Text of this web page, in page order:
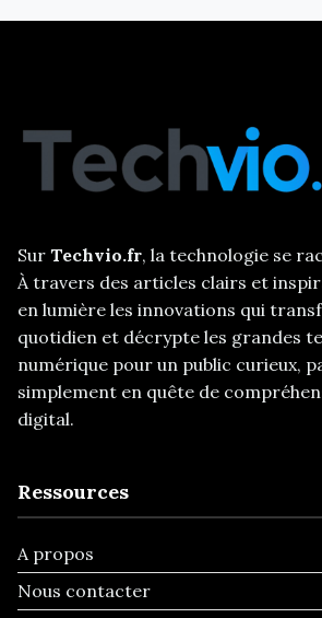
Sur Techvio.fr, la technologie se
À travers des articles clairs et
en lumière les innovations qui
quotidien et décrypte les grandes
numérique pour un public curieux,
simplement en quête de
digital.
Ressources
A propos
Nous contacter